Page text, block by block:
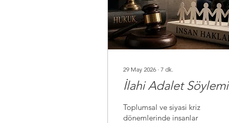
29 May 2026 ∙ 7 dk.
İlahi Adalet Söylemi
Toplumsal ve siyasi kriz
dönemlerinde insanlar